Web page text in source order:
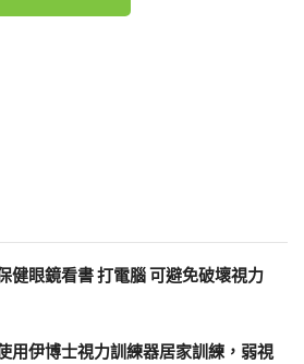
健眼鏡看書 打電腦 可避免破壞視力
用伊博士視力訓練器居家訓練，弱視